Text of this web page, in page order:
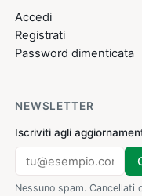
Accedi
Registrati
Password dimenticata
NEWSLETTER
Iscriviti agli
Nessuno spam. Cancellati